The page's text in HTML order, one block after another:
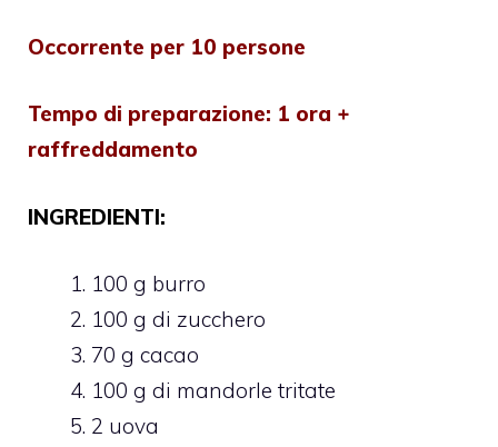
Occorrente per 10 persone
Tempo di preparazione: 1 ora +
raffreddamento
INGREDIENTI:
100 g burro
100 g di zucchero
70 g cacao
100 g di mandorle tritate
2 uova